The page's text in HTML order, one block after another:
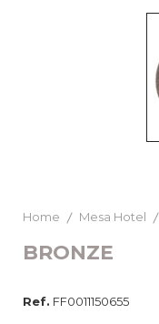
Home Mesa Hotel
BRONZE
Ref. FF0011150655